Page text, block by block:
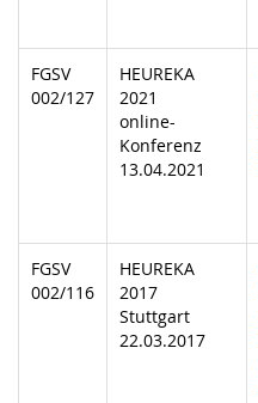
FGSV
002/127
HEUREKA
2021
online-
Konferenz
13.04.2021
FGSV
002/116
HEUREKA
2017
Stuttgart
22.03.2017